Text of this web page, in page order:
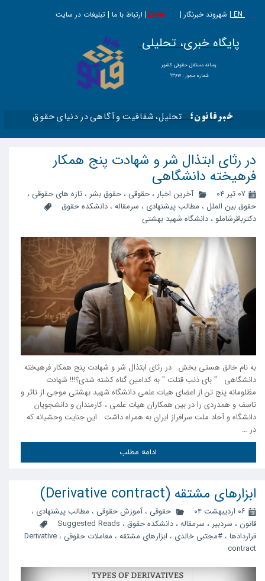
EN | شهروند خبرنگار | | ارتباط با ما | تبلیغات در سایت
Live
پایگاه خبری، تحلیلی
​​​​رسانه مستقل حقوقی کشور
شماره مجوز : ۹۳۶۱۷
خبرقانون؛ تحلیل، شفافیت و آگاهی در دنیای حقوق​​​​​​​
در رثای ابتذال شر و شهادت پنج همکار
فرهیخته دانشگاهی
۰۷ تیر ۰۴ آخرین اخبار ، حقوقی ، حقوق بشر ، تازه های حقوقی ،
حقوق بین الملل ، مطالب پیشنهادی ، سرمقاله ، دانشکده حقوق
دکترباقرشاملو ، دانشگاه شهید بهشتی
به نام خالق هستی بخش در رثای ابتذال شر و شهادت پنج همکار فرهیخته
دانشگاهی " بای ذنب قتلت " به کدامین گناه کشته شدی؟!!! شهادت
مظلومانه پنج تن از اعضای هیات علمی دانشگاه شهید بهشتی موجی از تاثر و
تاسف و همدردی را در بین همکاران هیات علمی ، کارمندان و دانشجویان
دانشگاه و آحاد ملت سرافراز ایران به همراه داشت . این جنایت وحشیانه که
در …
ادامه مطلب
ابزارهای مشتقه (Derivative contract)
۰۶ اردیبهشت ۰۴ حقوقی ،آموزش حقوقی ، مطالب پیشنهادی ،
قانون ، سردبیر ، سرمقاله ، دانشکده حقوق ، ​Suggested Reads
قراردادها ، #مجتبی خالدی ، ابزارهای مشتقه ، معاملات حقوقی ، Derivative
contract